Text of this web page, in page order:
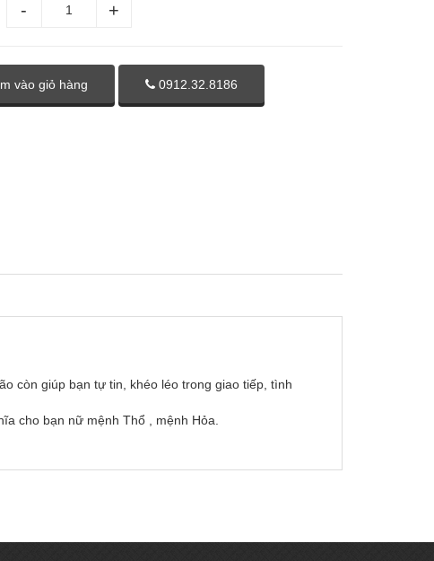
vào giỏ hàng 0912.32.8186
còn giúp bạn tự tin, khéo léo trong giao tiếp, tình
cho bạn nữ mệnh Thổ , mệnh Hỏa.